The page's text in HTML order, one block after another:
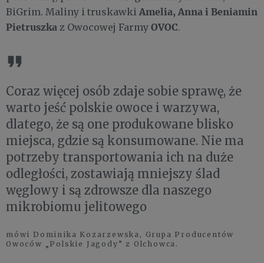
BiGrim. Maliny i truskawki Amelia, Anna i Beniamin
Pietruszka z Owocowej Farmy OVOC.
Coraz więcej osób zdaje sobie sprawę, że
warto jeść polskie owoce i warzywa,
dlatego, że są one produkowane blisko
miejsca, gdzie są konsumowane. Nie ma
potrzeby transportowania ich na duże
odległości, zostawiają mniejszy ślad
węglowy i są zdrowsze dla naszego
mikrobiomu jelitowego
mówi Dominika Kozarzewska, Grupa Producentów
Owoców „Polskie Jagody” z Olchowca.